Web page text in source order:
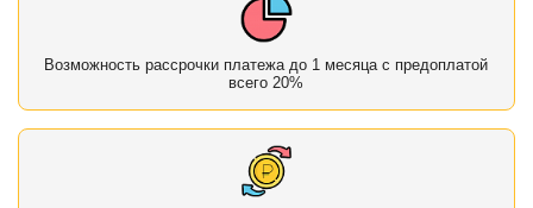
Возможность рассрочки платежа до 1 месяца с предоплатой
всего 20%